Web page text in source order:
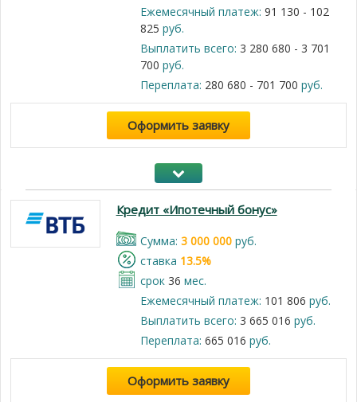
Ежемесячный платеж: 91 130 - 102
825 руб.
Выплатить всего: 3 280 680 - 3 701
700 руб.
Переплата: 280 680 - 701 700 руб.
Оформить заявку
Кредит «Ипотечный бонус»
Cумма: 3 000 000руб.
cтавка 13.5%
срок 36 мес.
Ежемесячный платеж: 101 806 руб.
Выплатить всего: 3 665 016 руб.
Переплата: 665 016 руб.
Оформить заявку